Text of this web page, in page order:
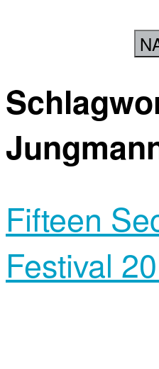
Fifteen
Festival